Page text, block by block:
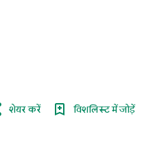
शेयर करें विशलिस्ट में जोड़ें